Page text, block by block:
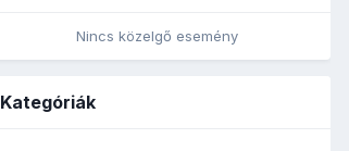
Nincs közelgő esemény
Kategóriák